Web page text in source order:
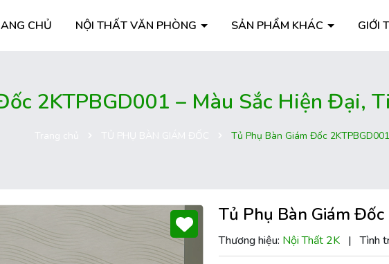
CHỦ NỘI THẤT VĂN PHÒNG SẢN PHẨM KHÁC GIỚI
2KTPBGD001 – Màu Sắc Hiện Đại,
Tủ Phụ Bàn Giám Đốc 2KTPBGD001
Tủ Phụ Bàn Giám
Thương hiệu: Nội Thất 2K | Tình